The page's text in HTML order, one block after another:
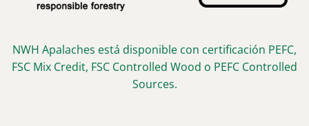
NWH Apalaches está disponible con certificación PEFC,
FSC Mix Credit, FSC Controlled Wood o PEFC Controlled
Sources.